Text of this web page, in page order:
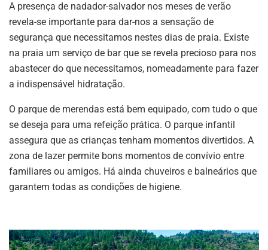
A presença de nadador-salvador nos meses de verão
revela-se importante para dar-nos a sensação de
segurança que necessitamos nestes dias de praia. Existe
na praia um serviço de bar que se revela precioso para nos
abastecer do que necessitamos, nomeadamente para fazer
a indispensável hidratação.
O parque de merendas está bem equipado, com tudo o que
se deseja para uma refeição prática. O parque infantil
assegura que as crianças tenham momentos divertidos. A
zona de lazer permite bons momentos de convívio entre
familiares ou amigos. Há ainda chuveiros e balneários que
garantem todas as condições de higiene.